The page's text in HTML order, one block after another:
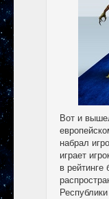
Вот и
набрал
играет
в